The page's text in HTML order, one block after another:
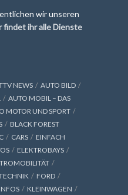
wir unseren
findet ihr alle Dienste
NEWS
AUTO BILD
AUTO MOBIL – DAS
MOTOR UND SPORT
BLACK FOREST
CARS
EINFACH
ELEKTROBAYS
FORD
INFOS
KLEINWAGEN